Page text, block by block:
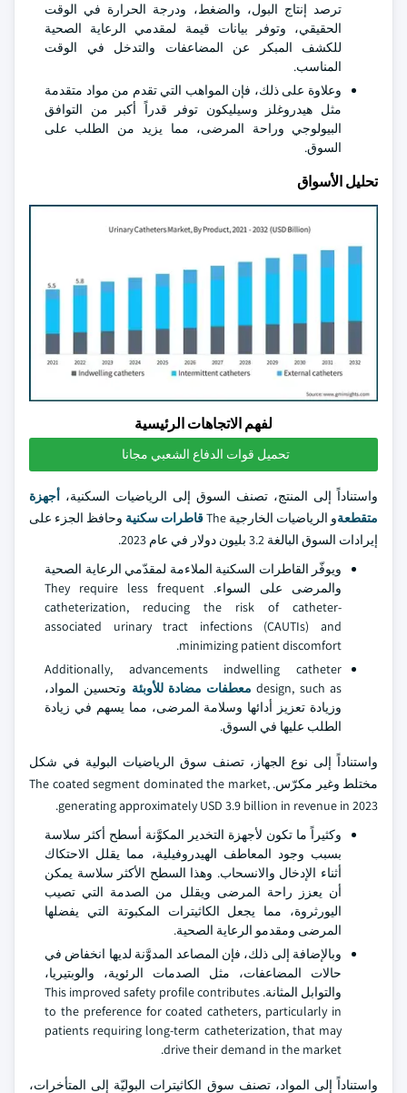
ترصد إنتاج البول، والضغط، ودرجة الحرارة في الوقت
الحقيقي، وتوفر بيانات قيمة لمقدمي الرعاية الصحية
للكشف المبكر عن المضاعفات والتدخل في الوقت
المناسب.
وعلاوة على ذلك، فإن المواهب التي تقدم من مواد متقدمة
مثل هيدروغلز وسيليكون توفر قدراً أكبر من التوافق
البيولوجي وراحة المرضى، مما يزيد من الطلب على
السوق.
تحليل الأسواق
لفهم الاتجاهات الرئيسية
تحميل قوات الدفاع الشعبي مجانا
واستناداً إلى المنتج، تصنف السوق إلى الرياضيات السكنية، أجهزة
متقطعةو الرياضيات الخارجية The قاطرات سكنية وحافظ الجزء على
إيرادات السوق البالغة 3.2 بليون دولار في عام 2023.
ويوفّر القاطرات السكنية الملاءمة لمقدّمي الرعاية الصحية
والمرضى على السواء. They require less frequent
catheterization, reducing the risk of catheter-
associated urinary tract infections (CAUTIs) and
minimizing patient discomfort.
Additionally, advancements indwelling catheter
design, such as معطفات مضادة للأوبئة وتحسين المواد،
وزيادة تعزيز أدائها وسلامة المرضى، مما يسهم في زيادة
الطلب عليها في السوق.
واستناداً إلى نوع الجهاز، تصنف سوق الرياضيات البولية في شكل
مختلط وغير مكرّس. The coated segment dominated the market,
generating approximately USD 3.9 billion in revenue in 2023.
وكثيراً ما تكون لأجهزة التخدير المكوَّنة أسطح أكثر سلاسة
بسبب وجود المعاطف الهيدروفيلية، مما يقلل الاحتكاك
أثناء الإدخال والانسحاب. وهذا السطح الأكثر سلاسة يمكن
أن يعزز راحة المرضى ويقلل من الصدمة التي تصيب
اليورثروة، مما يجعل الكاثيترات المكبوتة التي يفضلها
المرضى ومقدمو الرعاية الصحية.
وبالإضافة إلى ذلك، فإن المصاعد المدوَّنة لديها انخفاض في
حالات المضاعفات، مثل الصدمات الرئوية، والوبتيريا،
والتوابل المثانة. This improved safety profile contributes
to the preference for coated catheters, particularly in
patients requiring long-term catheterization, that may
drive their demand in the market.
واستناداً إلى المواد، تصنف سوق الكاثيترات البوليّة إلى المتأخرات،